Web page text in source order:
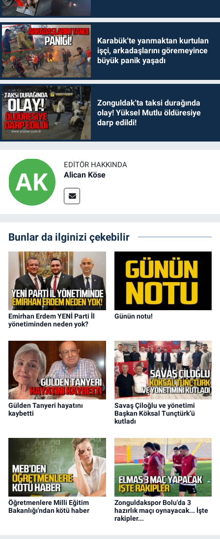
Karabük'te yanmaktan kurtulan
işçi, arkadaşlarını göremeyince
büyük panik yaşadı
Zonguldak'ta taksi durağında
olay! Yüksel Mutlu öldüresiye
darp edildi!
EDITÖR HAKKINDA
Alican Köse
Bunlar da ilginizi çekebilir
Emirhan Erdem YENİ Parti İl
yönetiminden neden yok?
Günün notu!
Gülden Tanyeri hayatını
kaybetti
Savaş Çiloğlu ve yönetimi
Başkan Köksal Tunçtürk’ü
kutladı
Öğretmenlere Milli Eğitim
Bakanlığı'ndan kötü haber
Zonguldakspor Bolu'da 3
hazırlık maçı oynayacak... İşte
rakipler...